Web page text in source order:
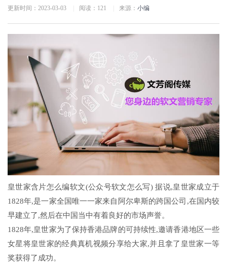
更新时间：2023-03-03 阅读： 121 来源： 小编
皇世家含片怎么编软文(公众号软文怎么写) 据说,皇世家成立于
1828年,是一家全国唯一一家来自阿尔卑斯的跨国公司,在国内较
早建立了,然后在中国当中有着良好的市场声誉。
1828年,皇世家为了保持香港品牌的可持续性,邀请香港地区一些
女星将皇世家的经典真机视频分享给大家,并且拿了皇世家一等
奖获得了成功。